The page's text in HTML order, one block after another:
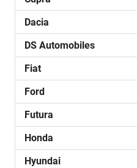
Dacia
DS Automobiles
Fiat
Ford
Futura
Honda
Hyundai